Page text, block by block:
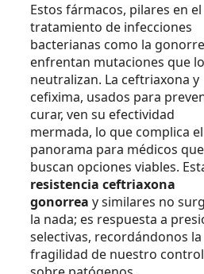
Estos fármacos, pilares en el
tratamiento de infecciones
bacterianas como la
enfrentan mutaciones que
neutralizan. La ceftriaxona y
cefixima, usados para
curar, ven su efectividad
mermada, lo que complica el
panorama para médicos que
buscan opciones viables.
resistencia ceftriaxona
gonorrea y similares no
la nada; es respuesta a
selectivas, recordándonos la
fragilidad de nuestro control